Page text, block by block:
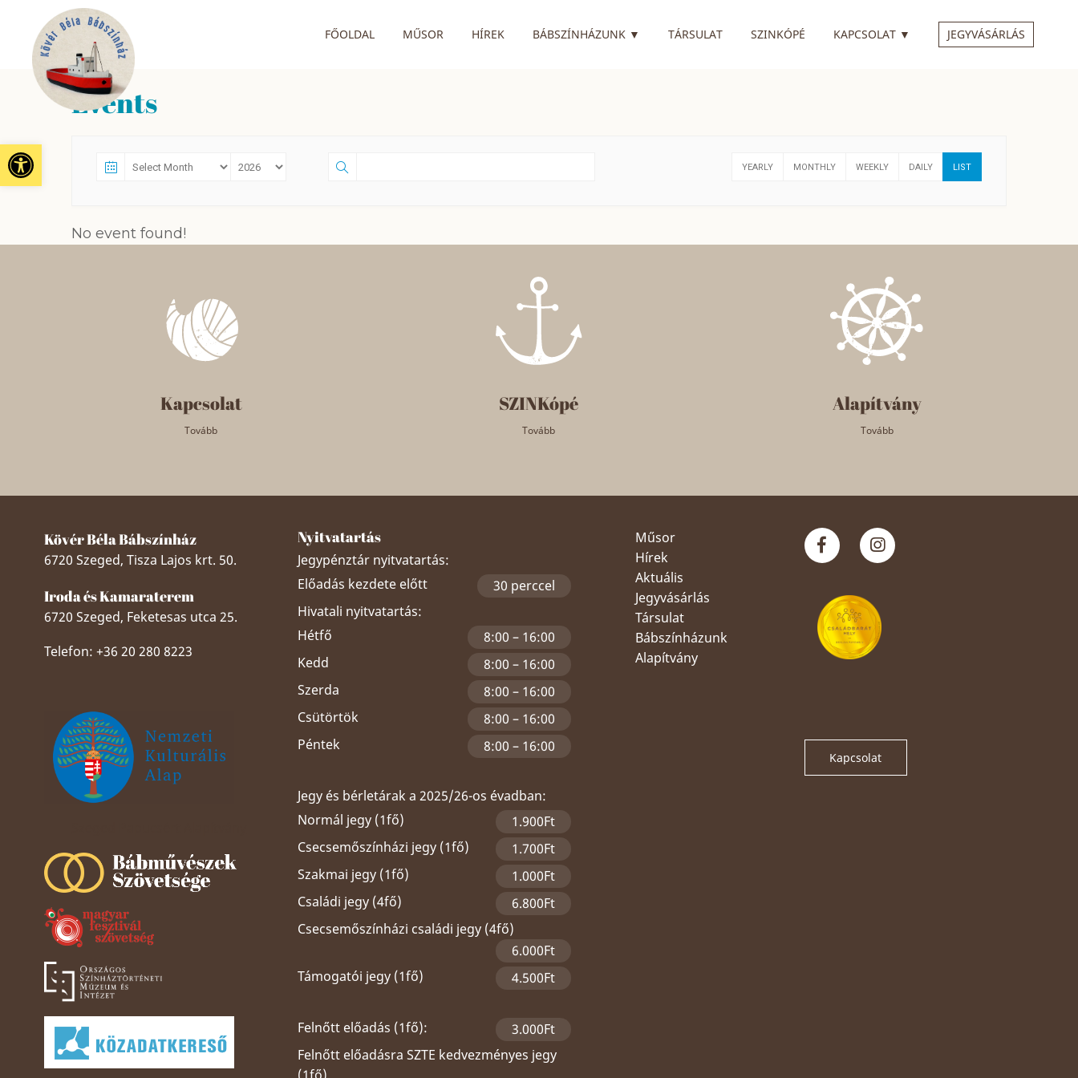
Eszköztár megnyitása
FŐOLDAL MŰSOR HÍREK BÁBSZÍNHÁZUNK ▼ RENDELKEZIK ALMENÜVEL
TÁRSULAT SZINKÓPÉ KAPCSOLAT ▼ RENDELKEZIK ALMENÜVEL
JEGYVÁSÁRLÁS
Events
YEARLY MONTHLY WEEKLY DAILY LIST
No event found!
Kapcsolat
Tovább
SZINKópé
Tovább
Alapítvány
Tovább
Kövér Béla Bábszínház
6720 Szeged, Tisza Lajos krt. 50.
Iroda és Kamaraterem
6720 Szeged, Feketesas utca 25.
Telefon: +36 20 280 8223
Nyitvatartás
Jegypénztár nyitvatartás:
Előadás kezdete előtt
30 perccel
Hivatali nyitvatartás:
Hétfő
8:00 – 16:00
Kedd
8:00 – 16:00
Szerda
8:00 – 16:00
Csütörtök
8:00 – 16:00
Péntek
8:00 – 16:00
Jegy és bérletárak a 2025/26-os évadban:
Normál jegy (1fő)
1.900Ft
Csecsemőszínházi jegy (1fő)
1.700Ft
Szakmai jegy (1fő)
1.000Ft
Családi jegy (4fő)
6.800Ft
Csecsemőszínházi családi jegy (4fő)
6.000Ft
Támogatói jegy (1fő)
4.500Ft
Felnőtt előadás (1fő):
3.000Ft
Felnőtt előadásra SZTE kedvezményes jegy
Műsor
Hírek
Aktuális
Jegyvásárlás
Társulat
Bábszínházunk
Alapítvány
Kapcsolat